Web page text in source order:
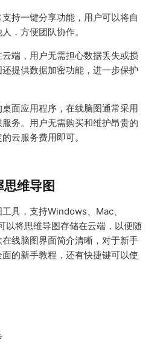
持一键分享功能，用户可以将自
，方便团队协作。
端，用户无需担心数据丢失或损
提供数据加密功能，进一步保护
面应用程序，在线脑图通常采用
务。用户无需购买和维护昂贵的
云服务费用即可。
维导图
具，支持Windows、Mac、
以将思维导图存储在云端，以便随
线脑图界面简介清晰，对于新手
的新手教程，还有快捷键可以使